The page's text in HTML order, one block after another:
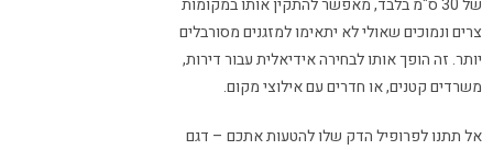
צרים ונמוכים שאולי לא יתאימו למזגנים מסורבלים
יותר. זה הופך אותו לבחירה אידיאלית עבור דירות,
משרדים קטנים, או חדרים עם אילוצי מקום.
אל תתנו לפרופיל הדק שלו להטעות אתכם – דגם